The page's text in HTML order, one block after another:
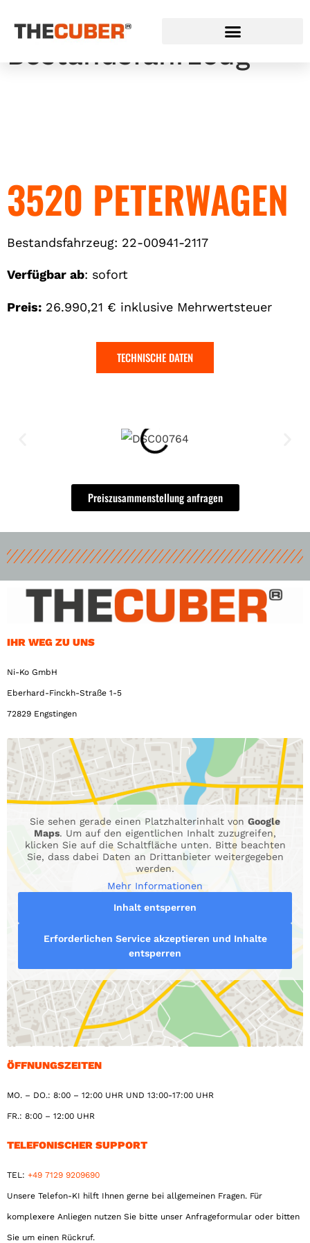
Peterwagen Hirsch
Bestandsfahrzeug
3520 PETERWAGEN
Bestandsfahrzeug: 22-00941-2117
Verfügbar ab: sofort
Preis: 26.990,21 € inklusive Mehrwertsteuer
TECHNISCHE DATEN
Preiszusammenstellung anfragen
IHR WEG ZU UNS
Ni-Ko GmbH
Eberhard-Finckh-Straße 1-5
72829 Engstingen
Sie sehen gerade einen Platzhalterinhalt von Google
Maps. Um auf den eigentlichen Inhalt zuzugreifen,
klicken Sie auf die Schaltfläche unten. Bitte beachten
Sie, dass dabei Daten an Drittanbieter weitergegeben
werden.
Mehr Informationen
Inhalt entsperren
Erforderlichen Service akzeptieren und Inhalte
entsperren
ÖFFNUNGSZEITEN
MO. – DO.: 8:00 – 12:00 UHR UND 13:00-17:00 UHR
FR.: 8:00 – 12:00 UHR
TELEFONISCHER SUPPORT
TEL: +49 7129 9209690
Unsere Telefon-KI hilft Ihnen gerne bei allgemeinen Fragen. Für
komplexere Anliegen nutzen Sie bitte unser Anfrageformular oder bitten
Sie um einen Rückruf.